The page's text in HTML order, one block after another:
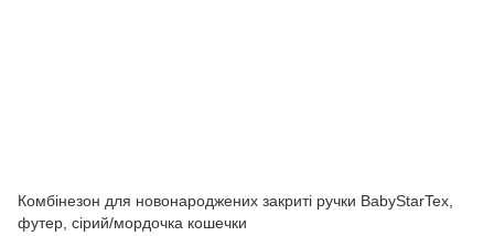
Комбінезон для новонароджених закриті ручки BabyStarTex,
футер, сірий/мордочка кошечки